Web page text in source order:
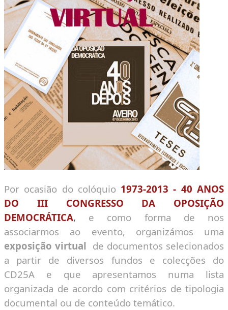
Por ocasião do colóquio 1973-2013 - 40 ANOS
DO III CONGRESSO DA OPOSIÇÃO
DEMOCRÁTICA, e como forma de nos
associarmos ao evento, organizámos uma
exposição virtual de documentos selecionados
a partir de diversos fundos e colecções do
CD25A e que apresentamos numa lista
organizada de acordo com critérios de tipologia
documental ou de conteúdo temático.